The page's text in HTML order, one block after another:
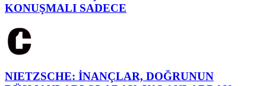
KONUŞMALI SADECE
NIETZSCHE: İNANÇLAR, DOĞRUNUN